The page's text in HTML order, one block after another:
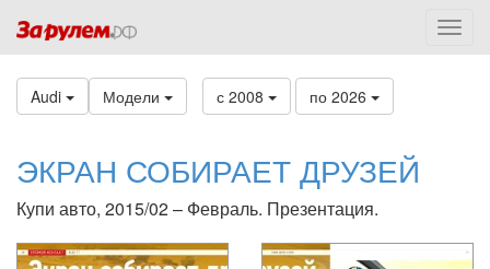
Audi Модели с 2008 по 2026
ЭКРАН СОБИРАЕТ ДРУЗЕЙ
Купи авто, 2015/02 – Февраль. Презентация.